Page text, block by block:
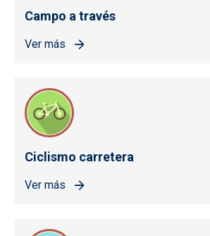
Campo a través
Ver más
Ciclismo carretera
Ver más